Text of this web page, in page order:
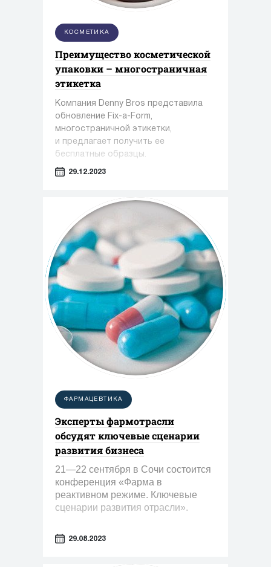
КОСМЕТИКА
Преимущество косметической
упаковки – многостраничная
этикетка
Компания Denny Bros представила
обновление Fix-a-Form,
многостраничной этикетки,
и предлагает получить ее
бесплатные образцы.
29.12.2023
ФАРМАЦЕВТИКА
Эксперты фармотрасли
обсудят ключевые сценарии
развития бизнеса
21—22 сентября в Сочи состоится
конференция «Фарма в
реактивном режиме. Ключевые
сценарии развития отрасли».
29.08.2023